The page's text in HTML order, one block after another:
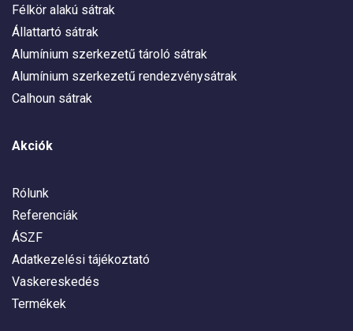
Félkör alakú sátrak
Állattartó sátrak
Alumínium szerkezetű tároló sátrak
Alumínium szerkezetű rendezvénysátrak
Calhoun sátrak
Akciók
Rólunk
Referenciák
ÁSZF
Adatkezelési tájékoztató
Vaskereskedés
Termékek